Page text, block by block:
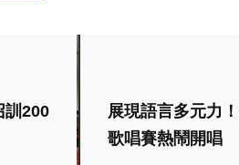
訓200
展現語言多元力
歌唱賽熱鬧開唱
社會 生活